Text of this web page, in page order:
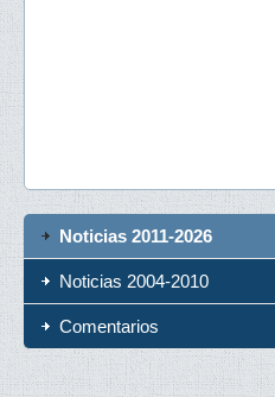
Noticias 2011-2026
Noticias 2004-2010
Comentarios